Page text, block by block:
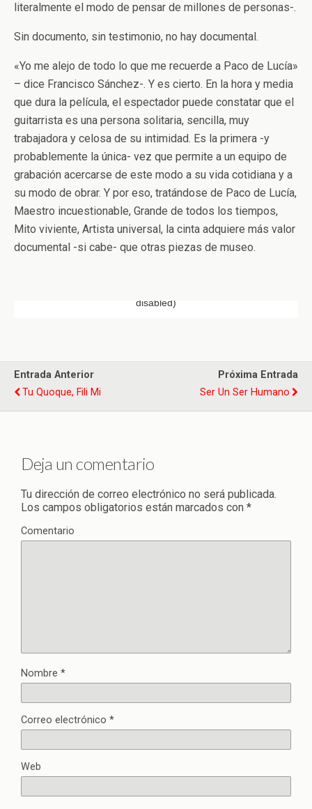
literalmente el modo de pensar de millones de personas-.
Sin documento, sin testimonio, no hay documental.
«Yo me alejo de todo lo que me recuerde a Paco de Lucía»
– dice Francisco Sánchez-. Y es cierto. En la hora y media
que dura la película, el espectador puede constatar que el
guitarrista es una persona solitaria, sencilla, muy
trabajadora y celosa de su intimidad. Es la primera -y
probablemente la única- vez que permite a un equipo de
grabación acercarse de este modo a su vida cotidiana y a
su modo de obrar. Y por eso, tratándose de Paco de Lucía,
Maestro incuestionable, Grande de todos los tiempos,
Mito viviente, Artista universal, la cinta adquiere más valor
documental -si cabe- que otras piezas de museo.
Entrada Anterior
Tu Quoque, Fili Mi
Próxima Entrada
Ser Un Ser Humano
Deja un comentario
Tu dirección de correo electrónico no será publicada.
Los campos obligatorios están marcados con *
Comentario
Nombre *
Correo electrónico *
Web